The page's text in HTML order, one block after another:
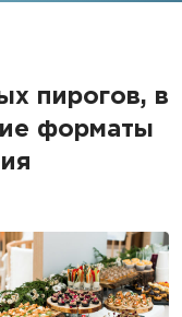
пирогов, в
форматы